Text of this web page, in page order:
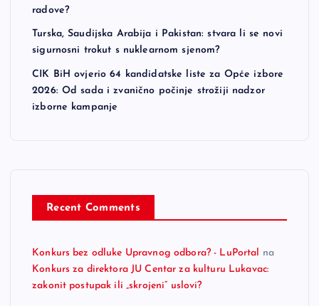
radove?
Turska, Saudijska Arabija i Pakistan: stvara li se novi
sigurnosni trokut s nuklearnom sjenom?
CIK BiH ovjerio 64 kandidatske liste za Opće izbore
2026: Od sada i zvanično počinje strožiji nadzor
izborne kampanje
Recent Comments
Konkurs bez odluke Upravnog odbora? - LuPortal
na
Konkurs za direktora JU Centar za kulturu Lukavac:
zakonit postupak ili „skrojeni“ uslovi?